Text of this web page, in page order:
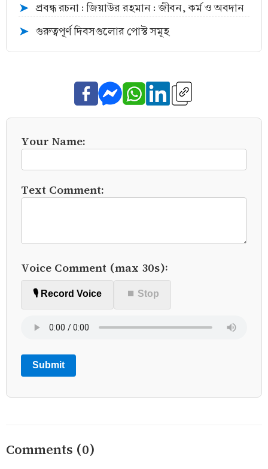
➤ প্রবন্ধ রচনা : জিয়াউর রহমান : জীবন, কর্ম ও অবদান
➤ গুরুত্বপূর্ণ দিবসগুলোর পোস্ট সমূহ
Your Name:
Text Comment:
Voice Comment (max 30s):
🎙️ Record Voice ⏹ Stop
Submit
Comments (0)